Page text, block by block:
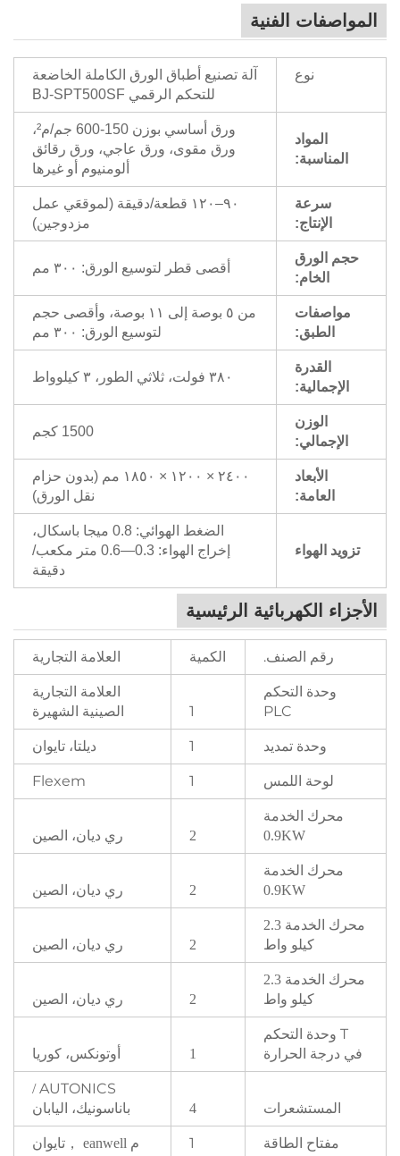
المواصفات الفنية
نوع
آلة تصنيع أطباق الورق الكاملة الخاضعة
للتحكم الرقمي BJ-SPT500SF
المواد
المناسبة:
ورق أساسي بوزن 150-600 جم/م²،
ورق مقوى، ورق عاجي، ورق رقائق
ألومنيوم أو غيرها
سرعة
الإنتاج:
٩٠–١٢٠ قطعة/دقيقة (لموقعَي عمل
مزدوجين)
حجم الورق
الخام:
أقصى قطر لتوسيع الورق: ٣٠٠ مم
مواصفات
الطبق:
من ٥ بوصة إلى ١١ بوصة، وأقصى حجم
لتوسيع الورق: ٣٠٠ مم
القدرة
الإجمالية:
٣٨٠ فولت، ثلاثي الطور، ٣ كيلوواط
الوزن
الإجمالي:
1500 كجم
الأبعاد
العامة:
٢٤٠٠ × ١٢٠٠ × ١٨٥٠ مم (بدون حزام
نقل الورق)
تزويد الهواء
الضغط الهوائي: 0.8 ميجا باسكال،
إخراج الهواء: 0.3—0.6 متر مكعب/
دقيقة
الأجزاء الكهربائية الرئيسية
رقم الصنف. الكمية العلامة التجارية
وحدة التحكم
PLC
1
العلامة التجارية
الصينية الشهيرة
وحدة تمديد 1 ديلتا، تايوان
لوحة اللمس 1
Flexem
محرك الخدمة
0.9KW
2 ري ديان، الصين
محرك الخدمة
0.9KW
2 ري ديان، الصين
محرك الخدمة 2.3
كيلو واط
2 ري ديان، الصين
محرك الخدمة 2.3
كيلو واط
2 ري ديان، الصين
T وحدة التحكم
في درجة الحرارة
1 أوتونكس، كوريا
المستشعرات 4
AUTONICS
/
باناسونيك، اليابان
مفتاح الطاقة 1 م eanwell
， تايوان